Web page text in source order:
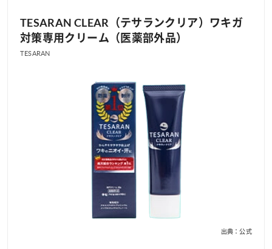
TESARAN CLEAR（テサランクリア）ワキガ
対策専用クリーム（医薬部外品）
TESARAN
出典：公式